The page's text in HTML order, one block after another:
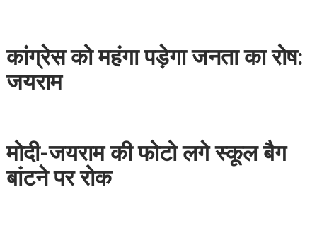
कांग्रेस को महंगा पड़ेगा जनता का रोष:
जयराम
मोदी-जयराम की फोटो लगे स्कूल बैग
बांटने पर रोक